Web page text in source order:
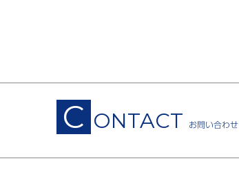
C ONTACT お問い合わせ